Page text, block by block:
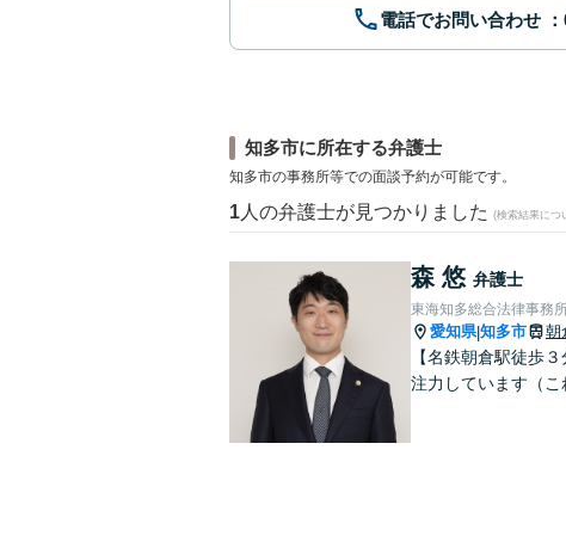
電話でお問い合わせ
知多市に所在する弁護士
知多市の事務所等での面談予約が可能です。
1 人の弁護士が見つかりました (検索結果につ
森 悠 弁護士
東海知多総合法律事務
愛知県|知多市 朝
【名鉄朝倉駅徒歩
注力しています（こ